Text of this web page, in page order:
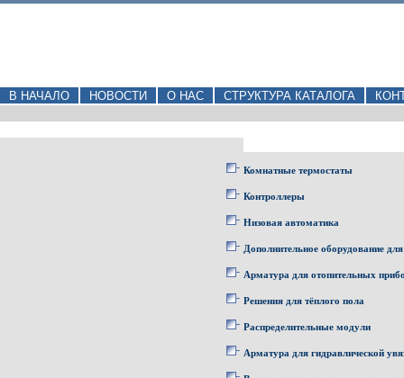
В НАЧАЛО НОВОСТИ О НАС СТРУКТУРА КАТАЛОГА
Комнатные термостаты
Контроллеры
Низовая автоматика
Дополнительное оборудование
Арматура для отопительных
Решения для тёплого пола
Распределительные модули
Арматура для гидравлической